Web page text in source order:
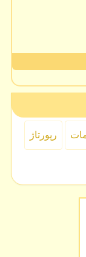
رپورتاژ